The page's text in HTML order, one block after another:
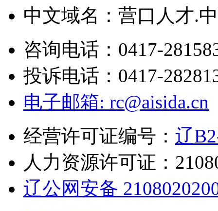
中文域名：营口人才.
咨询电话：0417-
投诉电话：0417-
电子邮箱: rc@aisida.cn
经营许可证编号： 辽
人力资源许可证：
辽公网安备